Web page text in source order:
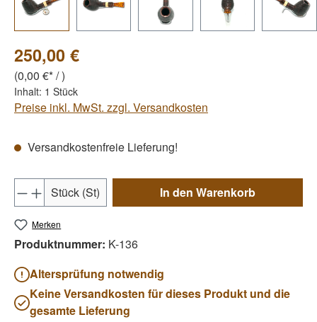
250,00 €
(0,00 €* / )
Inhalt: 1 Stück
Preise inkl. MwSt. zzgl. Versandkosten
Versandkostenfreie Lieferung!
Produkt Anzahl: Gib den gewünschten
Stück (St) In den Warenkorb
Merken
Produktnummer: K-136
Altersprüfung notwendig
Keine Versandkosten für dieses Produkt und die
gesamte Lieferung